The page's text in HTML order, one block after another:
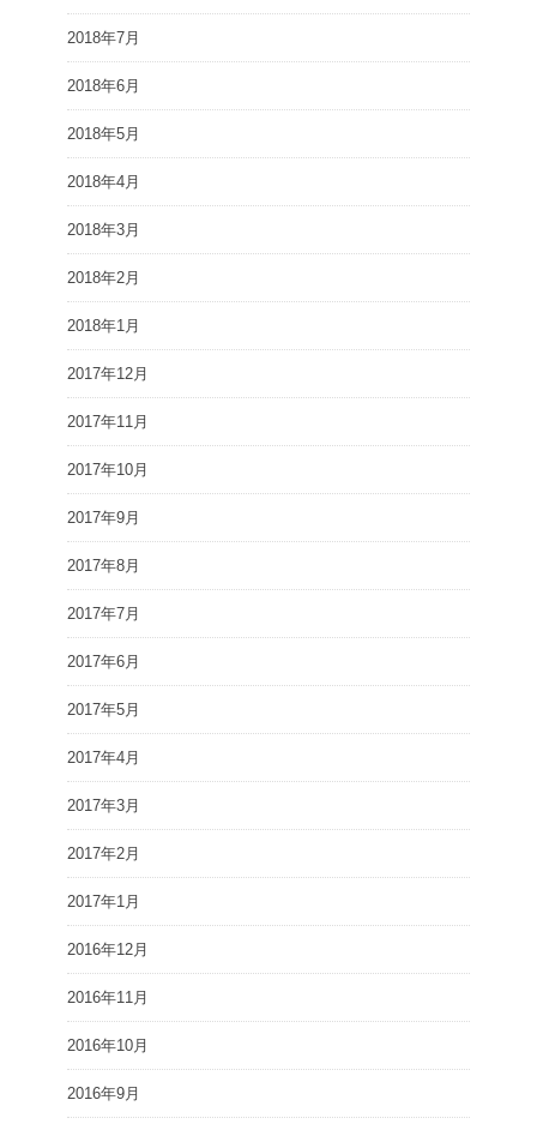
2018年7月
2018年6月
2018年5月
2018年4月
2018年3月
2018年2月
2018年1月
2017年12月
2017年11月
2017年10月
2017年9月
2017年8月
2017年7月
2017年6月
2017年5月
2017年4月
2017年3月
2017年2月
2017年1月
2016年12月
2016年11月
2016年10月
2016年9月